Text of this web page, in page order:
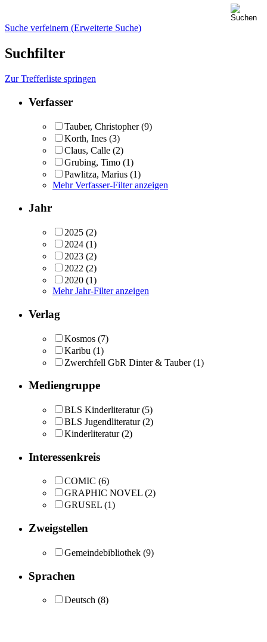
Suche verfeinern (Erweiterte Suche)
Suchfilter
Zur Trefferliste springen
Verfasser
Tauber, Christopher (9)
Korth, Ines (3)
Claus, Calle (2)
Grubing, Timo (1)
Pawlitza, Marius (1)
Mehr Verfasser-Filter anzeigen
Jahr
2025 (2)
2024 (1)
2023 (2)
2022 (2)
2020 (1)
Mehr Jahr-Filter anzeigen
Verlag
Kosmos (7)
Karibu (1)
Zwerchfell GbR Dinter & Tauber (1)
Mediengruppe
BLS Kinderliteratur (5)
BLS Jugendliteratur (2)
Kinderliteratur (2)
Interessenkreis
COMIC (6)
GRAPHIC NOVEL (2)
GRUSEL (1)
Zweigstellen
Gemeindebibliothek (9)
Sprachen
Deutsch (8)